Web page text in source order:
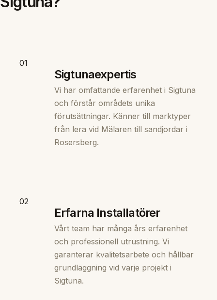
01
Sigtunaexpertis
Vi har omfattande erfarenhet i Sigtuna
och förstår områdets unika
förutsättningar. Känner till marktyper
från lera vid Mälaren till sandjordar i
Rosersberg.
02
Erfarna Installatörer
Vårt team har många års erfarenhet
och professionell utrustning. Vi
garanterar kvalitetsarbete och hållbar
grundläggning vid varje projekt i
Sigtuna.